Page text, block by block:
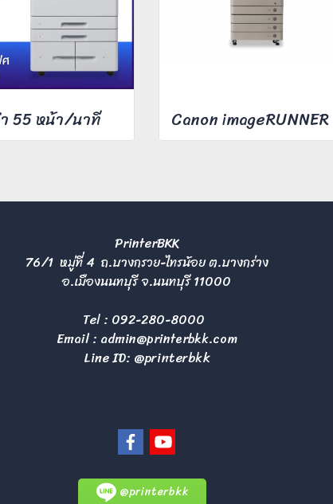
55 หน้า/นาที
PrinterBKK
76/1 หมู่ที่ 4 ถ.บางกรวย-ไทรน้อย ต.บางกร่าง
อ.เมืองนนทบุรี จ.นนทบุรี 11000
Tel : 092-280-8000
Email : admin@printerbkk.com
Line ID: @printerbkk
@printerbkk